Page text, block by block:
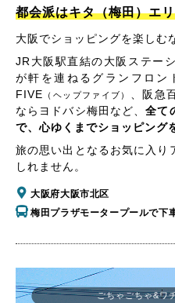
都会派はキタ（梅田）エ
大阪でショッピングを楽しむ
JR大阪駅直結の大阪ステー
が軒を連ねるグランフロン
FIVE （ヘップファイブ）
、阪急
ならヨドバシ梅田など、全て
で、心ゆくまでショッピング
旅の思い出となるお気に入り
しれません。
大阪府大阪市北区
梅田プラザモータープールで下
ごちゃごちゃ&ワ